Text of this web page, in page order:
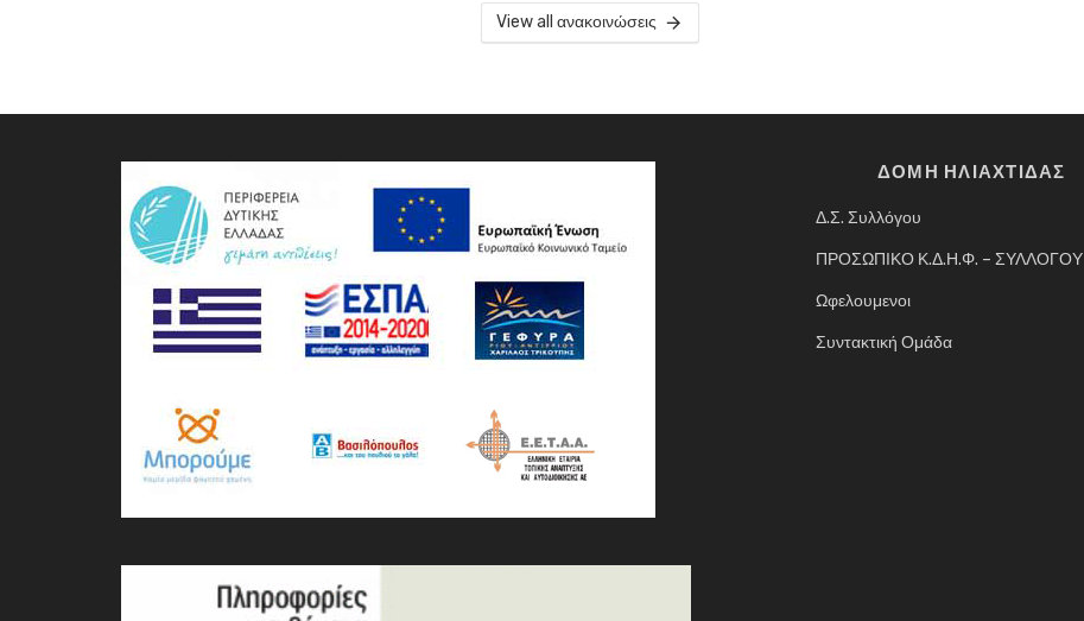
View all ανακοινώσεις
ΔΟΜΗ ΗΛΙΑΧΤΙΔΑΣ
Δ.Σ. Συλλόγου
ΠΡΟΣΩΠΙΚΟ Κ.Δ.Η.Φ. – ΣΥΛΛΟΓΟΥ
Ωφελουμενοι
Συντακτική Ομάδα